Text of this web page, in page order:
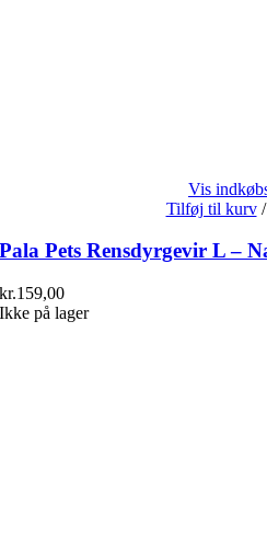
Vis
Tilføj til kurv /
Pala Pets Rensdyrgevir L –
kr.159,00
Ikke på lager